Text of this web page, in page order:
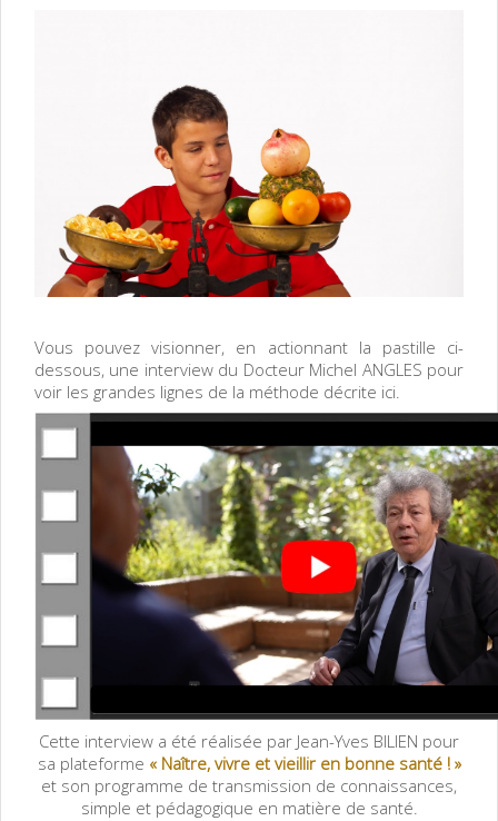
Vous pouvez visionner, en actionnant la pastille ci-
dessous, une interview du Docteur Michel ANGLES pour
voir les grandes lignes de la méthode décrite ici.
Cette interview a été réalisée par Jean-Yves BILIEN pour
sa plateforme « Naître, vivre et vieillir en bonne santé ! »
et son programme de transmission de connaissances,
simple et pédagogique en matière de santé.